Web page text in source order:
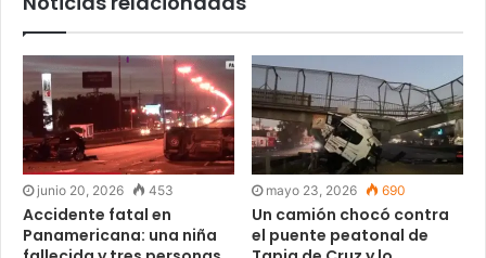
junio 20, 2026 453
Accidente fatal en
Panamericana: una niña
mayo 23, 2026 690
Un camión chocó contra
el puente peatonal de